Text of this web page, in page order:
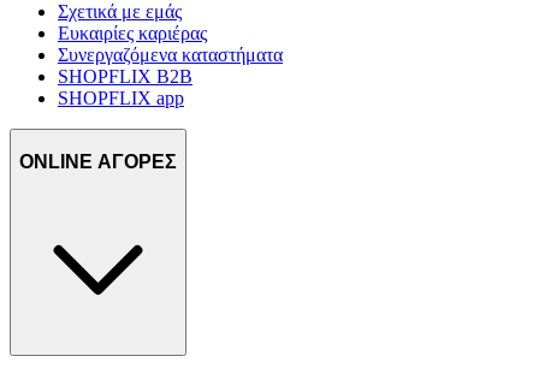
Σχετικά με εμάς
Ευκαιρίες καριέρας
Συνεργαζόμενα καταστήματα
SHOPFLIX B2B
SHOPFLIX app
ONLINE ΑΓΟΡΕΣ